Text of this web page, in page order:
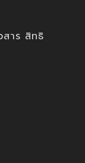
าร สิทธิ